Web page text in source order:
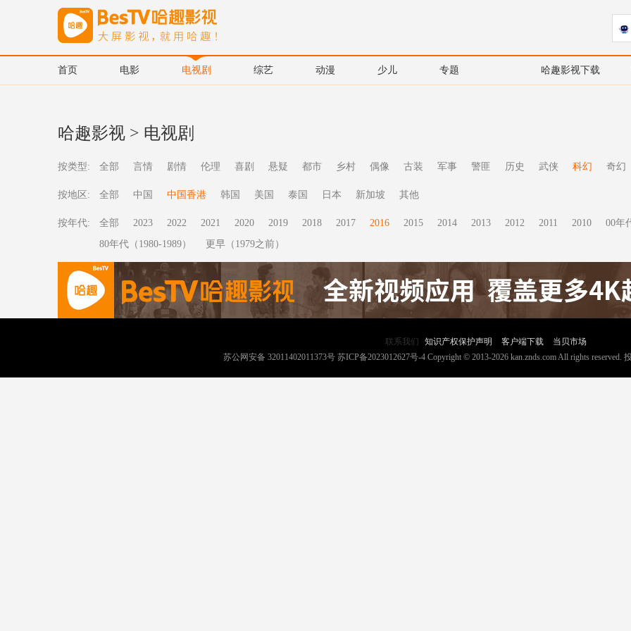
首页 电影 电视剧 综艺 动漫 少儿 专题 哈趣影视下载
哈趣影视 > 电视剧
按类型: 全部 言情 剧情 伦理 喜剧 悬疑 都市 乡村 偶像 古装 军事 警匪 历史 武侠 科幻 奇幻
按地区: 全部 中国 中国香港 韩国 美国 泰国 日本 新加坡 其他
按年代: 全部 2023 2022 2021 2020 2019 2018 2017 2016 2015 2014 2013 2012 2011 2010 00年
80年代（1980-1989）
更早（1979之前）
联系我们 知识产权保护声明 客户端下载
当贝市场
苏公网安备 32011402011373号 苏ICP备2023012627号-4Copyright © 2013-2026 kan.znds.com All rights reserved.